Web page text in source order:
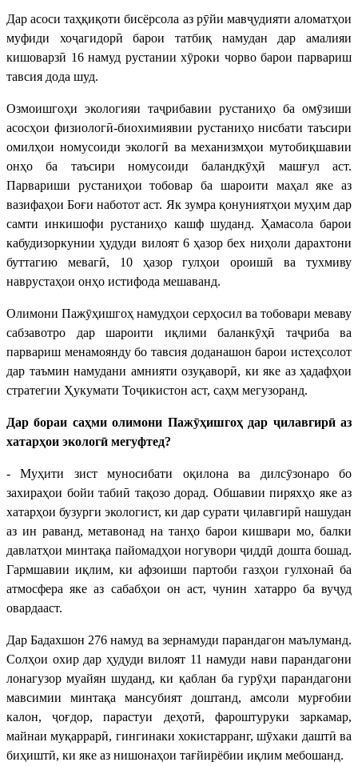
Дар асоси таҳқиқоти бисёрсола аз рӯйи мавҷудияти аломатҳои
муфиди хоҷагидорӣ барои татбиқ намудан дар амалияи
кишоварзӣ 16 намуд рустании хӯроки чорво барои парвариш
тавсия дода шуд.
Озмоишгоҳи экологияи таҷрибавии рустаниҳо ба омӯзиши
асосҳои физиологӣ-биохимиявии рустаниҳо нисбати таъсири
омилҳои номусоиди экологӣ ва механизмҳои мутобиқшавии
онҳо ба таъсири номусоиди баландкӯҳӣ машғул аст.
Парвариши рустаниҳои тобовар ба шароити маҳал яке аз
вазифаҳои Боғи наботот аст. Як зумра қонуниятҳои муҳим дар
самти инкишофи рустаниҳо кашф шуданд. Ҳамасола барои
кабудизоркунии ҳудуди вилоят 6 ҳазор бех ниҳоли дарахтони
буттагию мевагӣ, 10 ҳазор гулҳои ороишӣ ва тухмиву
наврустаҳои онҳо истифода мешаванд.
Олимони Пажӯҳишгоҳ намудҳои серҳосил ва тобовари меваву
сабзавотро дар шароити иқлими баланкӯҳӣ таҷриба ва
парвариш менамоянду бо тавсия доданашон барои истеҳсолот
дар таъмин намудани амнияти озуқаворӣ, ки яке аз ҳадафҳои
стратегии Ҳукумати Тоҷикистон аст, саҳм мегузоранд.
Дар бораи саҳми олимони Пажӯҳишгоҳ дар ҷилавгирӣ аз
хатарҳои экологӣ мегуфтед?
- Муҳити зист муносибати оқилона ва дилсӯзонаро бо
захираҳои бойи табиӣ тақозо дорад. Обшавии пиряхҳо яке аз
хатарҳои бузурги экологист, ки дар сурати ҷилавгирӣ нашудан
аз ин раванд, метавонад на танҳо барои кишвари мо, балки
давлатҳои минтақа пайомадҳои ногувори ҷиддӣ дошта бошад.
Гармшавии иқлим, ки афзоиши партоби газҳои гулхонаӣ ба
атмосфера яке аз сабабҳои он аст, чунин хатарро ба вуҷуд
овардааст.
Дар Бадахшон 276 намуд ва зернамуди парандагон маълуманд.
Солҳои охир дар ҳудуди вилоят 11 намуди нави парандагони
лонагузор муайян шуданд, ки қаблан ба гурӯҳи парандагони
мавсимии минтақа мансубият доштанд, амсоли мурғобии
калон, ҷоғдор, парастуи деҳотӣ, фароштуруки заркамар,
майнаи муқаррарӣ, гингинаки хокистарранг, шӯхаки даштӣ ва
биҳиштӣ, ки яке аз нишонаҳои тағйирёбии иқлим мебошанд.